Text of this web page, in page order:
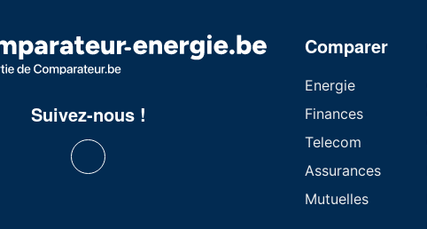
Suivez-nous !
Comparer
Energie
Finances
Telecom
Assurances
Mutuelles